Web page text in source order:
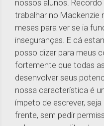
nossos alunos.
trabalhar no Mackenzie
meses para ver se ia
inseguranças. E cá
posso dizer para meus
fortemente que todas
desenvolver seus
nossa característica é
ímpeto de escrever,
frente, sem pedir